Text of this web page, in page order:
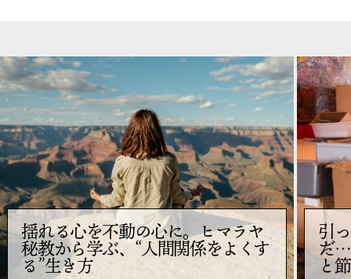
揺れる心を不動の心に。ヒマラヤ
秘教から学ぶ、“人間関係をよくす
る”生き方
引
だ…
と